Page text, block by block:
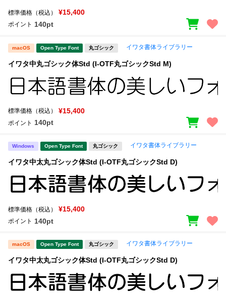
標準価格（税込） ¥15,400
ポイント 140pt
macOS Open Type Font 丸ゴシック イワタ書体ライブラリー
イワタ中丸ゴシック体Std (I-OTF丸ゴシックStd M)
標準価格（税込） ¥15,400
ポイント 140pt
Windows Open Type Font 丸ゴシック イワタ書体ライブラリー
イワタ中太丸ゴシック体Std (I-OTF丸ゴシックStd D)
標準価格（税込） ¥15,400
ポイント 140pt
macOS Open Type Font 丸ゴシック イワタ書体ライブラリー
イワタ中太丸ゴシック体Std (I-OTF丸ゴシックStd D)